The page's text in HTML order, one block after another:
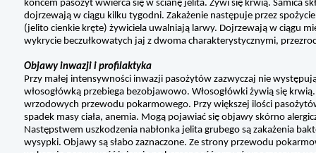
końcem pasożyt wwierca się w ścianę jelita. Żywi się krwią. Samica
dojrzewają w ciągu kilku tygodni. Zakażenie następuje przez
(jelito cienkie kręte) żywiciela uwalniają larwy. Dojrzewają w ciągu
wykrycie beczułkowatych jaj z dwoma charakterystycznymi,
Objawy inwazji i profilaktyka
Przy małej intensywności inwazji pasożytów zazwyczaj nie
włosogłówką przebiega bezobjawowo. Włosogłówki żywią się
wrzodowych przewodu pokarmowego. Przy większej ilości
spadek masy ciała, anemia. Mogą pojawiać się objawy skórno
Następstwem uszkodzenia nabłonka jelita grubego są zakażenia
wysypki. Objawy są słabo zaznaczone. Ze strony przewodu